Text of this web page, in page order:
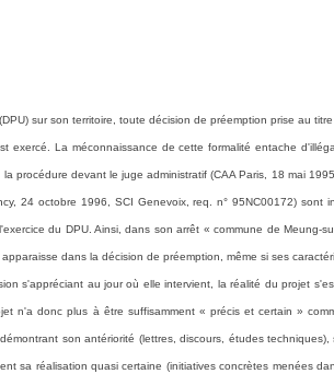
(DPU) sur son territoire, toute décision de préemption prise au
exercé. La méconnaissance de cette formalité entache
procédure devant le juge administratif (CAA Paris, 18 mai
24 octobre 1996, SCI Genevoix, req. n° 95NC00172) sont
du DPU. Ainsi, dans son arrêt « commune de Meung-
dans la décision de préemption, même si ses
s'appréciant au jour où elle intervient, la réalité du projet
n'a donc plus à être suffisamment « précis et certain »
son antériorité (lettres, discours, études
sa réalisation quasi certaine (initiatives concrètes menées